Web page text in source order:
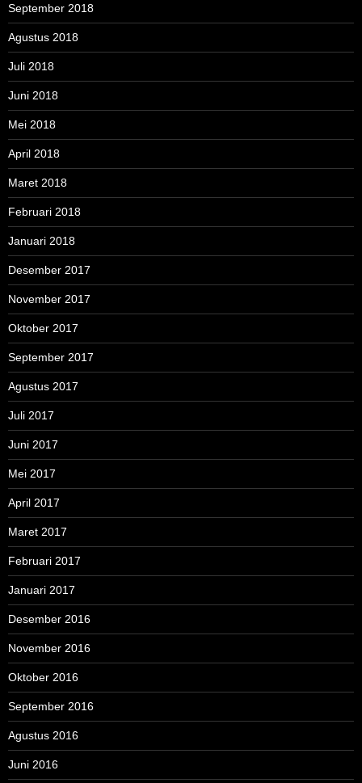
September 2018
Agustus 2018
Juli 2018
Juni 2018
Mei 2018
April 2018
Maret 2018
Februari 2018
Januari 2018
Desember 2017
November 2017
Oktober 2017
September 2017
Agustus 2017
Juli 2017
Juni 2017
Mei 2017
April 2017
Maret 2017
Februari 2017
Januari 2017
Desember 2016
November 2016
Oktober 2016
September 2016
Agustus 2016
Juni 2016